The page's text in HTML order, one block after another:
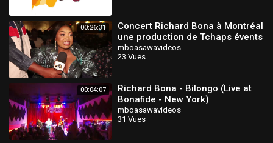
00:26:31
Concert Richard Bona à Montréal
une production de Tchaps évents
couverture médiatique NGAS TV
mboasawavideos
23 Vues
00:04:07
Richard Bona - Bilongo (Live at
Bonafide - New York)
mboasawavideos
31 Vues